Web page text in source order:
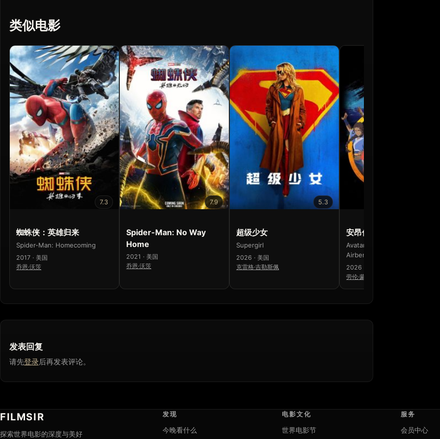
类似电影
7.3
蜘蛛侠：英雄归来
Spider-Man: Homecoming
2017 · 美国
乔恩·沃茨
7.9
Spider-Man: No Way
Home
2021 · 美国
乔恩·沃茨
5.3
超级少女
Supergirl
2026 · 美国
克雷格·吉勒斯佩
安昂传奇：最后的气宗
Avatar Aang: The Last
Airbender
2026 · 美国 · 韩国 · 澳大利亚
劳伦·蒙哥马利
发表回复
请先登录后再发表评论。
FILMSIR
探索世界电影的深度与美好
发现
今晚看什么
电影文化
世界电影节
服务
会员中心